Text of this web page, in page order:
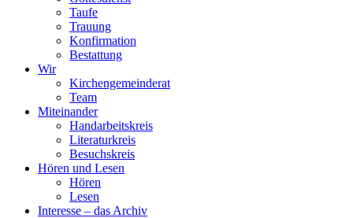
Taufe
Trauung
Konfirmation
Bestattung
Wir
Kirchengemeinderat
Team
Miteinander
Handarbeitskreis
Literaturkreis
Besuchskreis
Hören und Lesen
Hören
Lesen
Interesse – das Archiv